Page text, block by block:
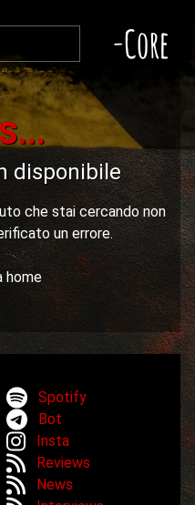
-Core
disponibile
che stai cercando non
un errore.
home
Spotify
Bot
Insta
Reviews
News